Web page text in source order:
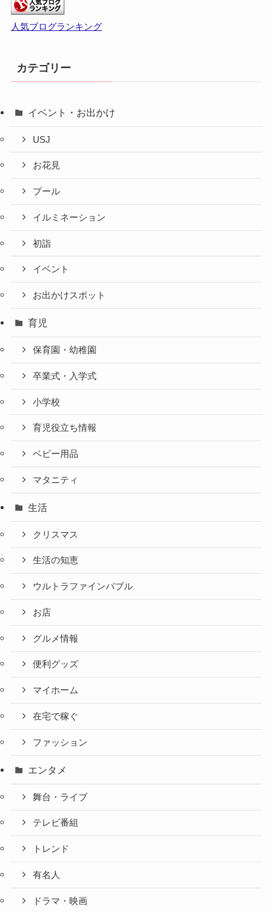
人気ブログランキング
カテゴリー
イベント・お出かけ
USJ
お花見
プール
イルミネーション
初詣
イベント
お出かけスポット
育児
保育園・幼稚園
卒業式・入学式
小学校
育児役立ち情報
ベビー用品
マタニティ
生活
クリスマス
生活の知恵
ウルトラファインバブル
お店
グルメ情報
便利グッズ
マイホーム
在宅で稼ぐ
ファッション
エンタメ
舞台・ライブ
テレビ番組
トレンド
有名人
ドラマ・映画